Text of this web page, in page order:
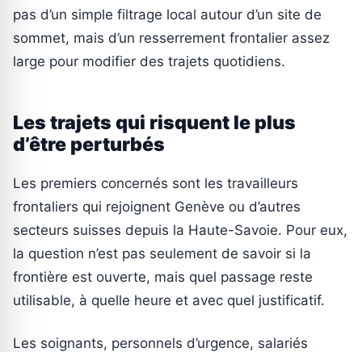
pas d’un simple filtrage local autour d’un site de
sommet, mais d’un resserrement frontalier assez
large pour modifier des trajets quotidiens.
Les trajets qui risquent le plus
d’être perturbés
Les premiers concernés sont les travailleurs
frontaliers qui rejoignent Genève ou d’autres
secteurs suisses depuis la Haute-Savoie. Pour eux,
la question n’est pas seulement de savoir si la
frontière est ouverte, mais quel passage reste
utilisable, à quelle heure et avec quel justificatif.
Les soignants, personnels d’urgence, salariés